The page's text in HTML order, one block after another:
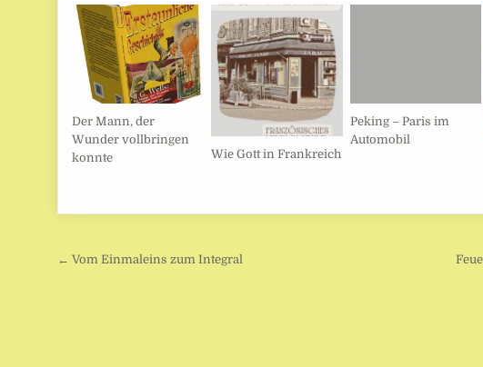
Der Mann, der
Wunder vollbringen
konnte
Wie Gott in Frankreich
Peking – Paris im
Automobil
Beitragsnavigation
← Vom Einmaleins zum Integral